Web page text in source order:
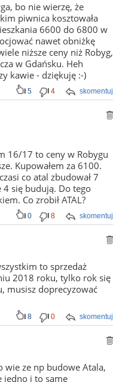
bo nie wierzę, że
piwnica kosztowała
6600 do 6800 w
nawet obniżkę
niższe ceny niż Robyg,
w Gdańsku. Heh
kawie - dziękuję :-)
skomentuj
5 4
16/17 to ceny w Robygu
Kupowałem za 6100.
co atal zbudował 7
się budują. Do tego
Co zrobił ATAL?
skomentuj
0 8
to sprzedaż
2018 roku, tylko rok się
musisz doprecyzować
skomentuj
8 0
wie ze np budowe Atala,
jedno i to same